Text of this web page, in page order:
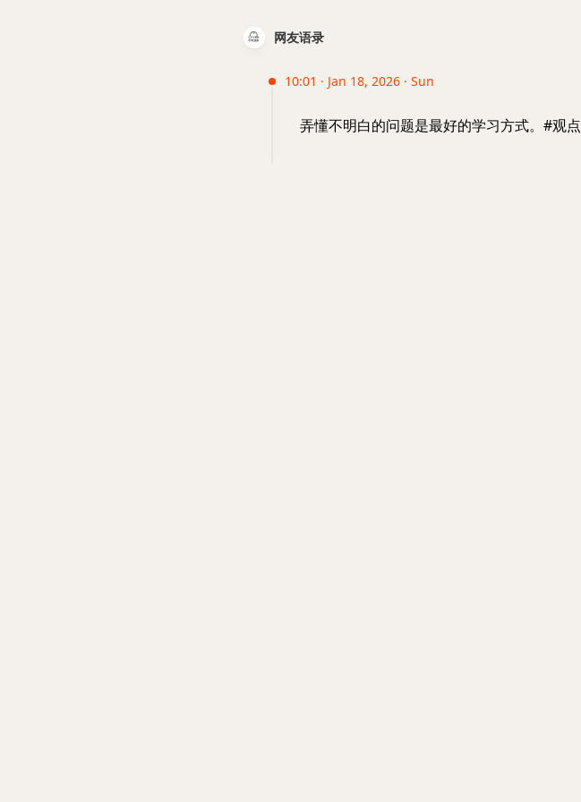
网友语录
10:01 · Jan 18, 2026 · Sun
弄懂不明白的问题是最好的学习方式。#观点